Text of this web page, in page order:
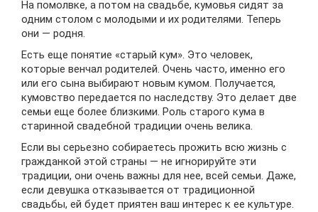
На помолвке, а потом на свадьбе, кумовья сидят за
одним столом с молодыми и их родителями. Теперь
они — родня.
Есть еще понятие «старый кум». Это человек,
которые венчал родителей. Очень часто, именно его
или его сына выбирают новым кумом. Получается,
кумовство передается по наследству. Это делает две
семьи еще более близкими. Роль старого кума в
старинной свадебной традиции очень велика.
Если вы серьезно собираетесь прожить всю жизнь с
гражданкой этой страны — не игнорируйте эти
традиции, они очень важны для нее, всей семьи. Даже,
если девушка отказывается от традиционной
свадьбы, ей будет приятен ваш интерес к ее культуре.